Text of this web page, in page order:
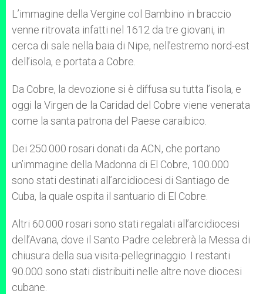
L’immagine della Vergine col Bambino in braccio
venne ritrovata infatti nel 1612 da tre giovani, in
cerca di sale nella baia di Nipe, nell’estremo nord-est
dell’isola, e portata a Cobre.
Da Cobre, la devozione si è diffusa su tutta l’isola, e
oggi la Virgen de la Caridad del Cobre viene venerata
come la santa patrona del Paese caraibico.
Dei 250.000 rosari donati da ACN, che portano
un’immagine della Madonna di El Cobre, 100.000
sono stati destinati all’arcidiocesi di Santiago de
Cuba, la quale ospita il santuario di El Cobre.
Altri 60.000 rosari sono stati regalati all’arcidiocesi
dell’Avana, dove il Santo Padre celebrerà la Messa di
chiusura della sua visita-pellegrinaggio. I restanti
90.000 sono stati distribuiti nelle altre nove diocesi
cubane.